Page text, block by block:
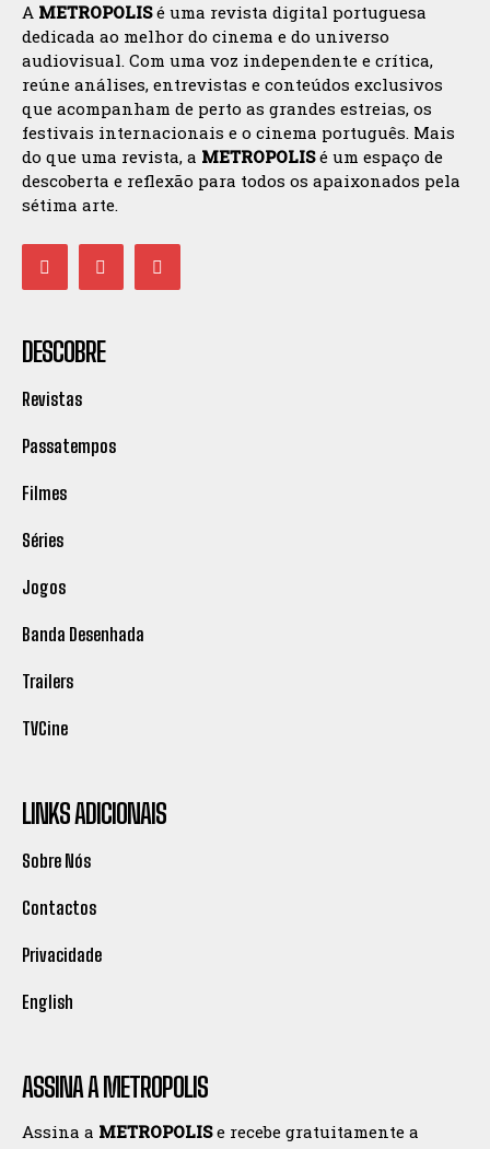
A METROPOLISé uma revista digital portuguesa
dedicada ao melhor do cinema e do universo
audiovisual. Com uma voz independente e crítica,
reúne análises, entrevistas e conteúdos exclusivos
que acompanham de perto as grandes estreias, os
festivais internacionais e o cinema português. Mais
do que uma revista, a METROPOLISé um espaço de
descoberta e reflexão para todos os apaixonados pela
sétima arte.
DESCOBRE
Revistas
Passatempos
Filmes
Séries
Jogos
Banda Desenhada
Trailers
TVCine
LINKS ADICIONAIS
Sobre Nós
Contactos
Privacidade
English
ASSINA A METROPOLIS
Assina a METROPOLISe recebe gratuitamente a